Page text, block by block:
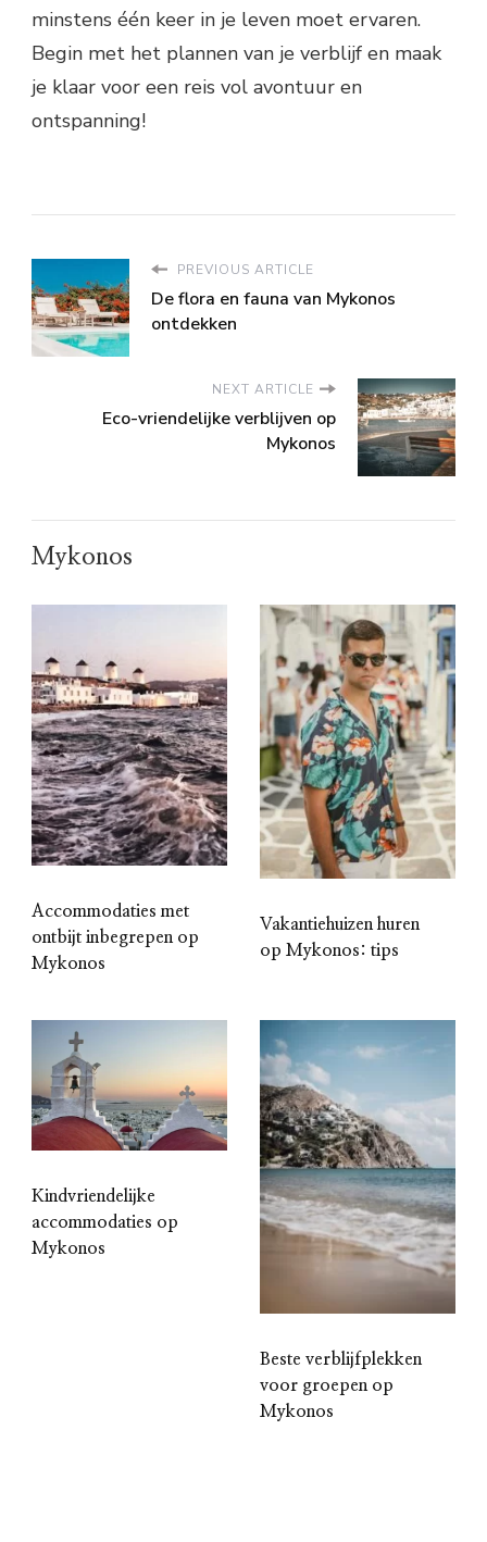
minstens één keer in je leven moet ervaren.
Begin met het plannen van je verblijf en maak
je klaar voor een reis vol avontuur en
ontspanning!
PREVIOUS ARTICLE
De flora en fauna van Mykonos
ontdekken
NEXT ARTICLE
Eco-vriendelijke verblijven op
Mykonos
Mykonos
Accommodaties met
ontbijt inbegrepen op
Mykonos
Vakantiehuizen huren
op Mykonos: tips
Kindvriendelijke
accommodaties op
Mykonos
Beste verblijfplekken
voor groepen op
Mykonos